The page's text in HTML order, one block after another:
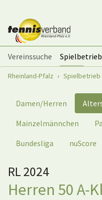
Vereinssuche
Sie sind hier:
Rheinland-Pfalz Spielbetrieb
Damen/Herren
Mainzelmännchen
Bundesliga
nuScore
RL 2024
Herren 50 A-